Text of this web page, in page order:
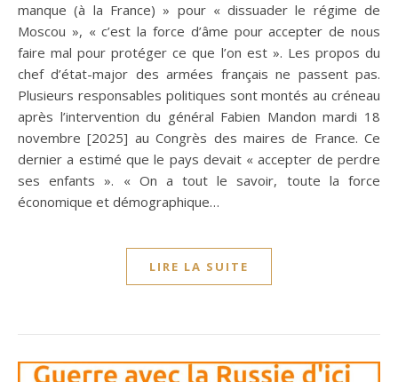
manque (à la France) » pour « dissuader le régime de
Moscou », « c’est la force d’âme pour accepter de nous
faire mal pour protéger ce que l’on est ». Les propos du
chef d’état-major des armées français ne passent pas.
Plusieurs responsables politiques sont montés au créneau
après l’intervention du général Fabien Mandon mardi 18
novembre [2025] au Congrès des maires de France. Ce
dernier a estimé que le pays devait « accepter de perdre
ses enfants ». « On a tout le savoir, toute la force
économique et démographique…
LIRE LA SUITE